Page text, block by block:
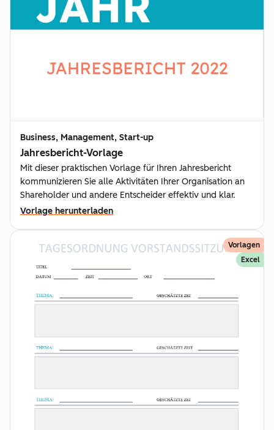
Business, Management, Start-up
Jahresbericht-Vorlage
Mit dieser praktischen Vorlage für Ihren Jahresbericht
kommunizieren Sie alle Aktivitäten Ihrer Organisation an
Shareholder und andere Entscheider effektiv und klar.
Vorlage herunterladen
Vorlagen
Excel